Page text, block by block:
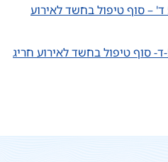
דיווח לציבור על פי תקנה 5 ד' – סוף טיפול בחשד לאירוע
דיווח לציבור על פי תקנה 5-ד- סוף טיפול בחשד לאירוע חריג